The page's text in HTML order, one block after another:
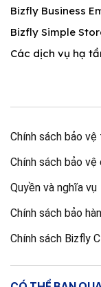
Bizfly Business
Bizfly Simple
Các dịch vụ hạ
Chính sách bảo
Chính sách bảo vệ
Quyền và nghĩa vụ
Chính sách bảo
Chính sách Bizfly